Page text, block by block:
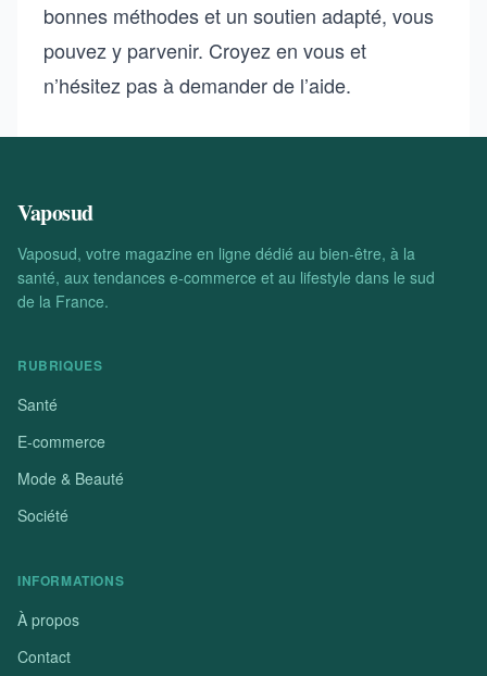
bonnes méthodes et un soutien adapté, vous
pouvez y parvenir. Croyez en vous et
n’hésitez pas à demander de l’aide.
Vaposud
Vaposud, votre magazine en ligne dédié au bien-être, à la
santé, aux tendances e-commerce et au lifestyle dans le sud
de la France.
RUBRIQUES
Santé
E-commerce
Mode & Beauté
Société
INFORMATIONS
À propos
Contact